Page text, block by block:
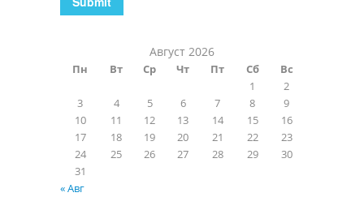
Август 2026
Пн Вт Ср Чт Пт Сб
Вс
1
2
3
4 5 6 7 8
9
10
11 12 13 14 15
16
17
18 19 20 21 22
23
24
25 26 27 28 29
30
31
« Авг